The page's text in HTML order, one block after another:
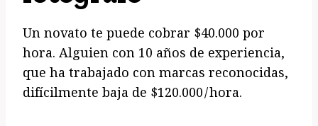
Un novato te puede cobrar $40.000 por
hora. Alguien con 10 años de experiencia,
que ha trabajado con marcas reconocidas,
difícilmente baja de $120.000/hora.